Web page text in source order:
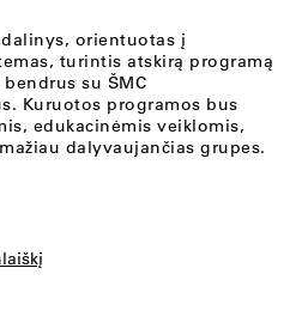
orientuotas į
turintis atskirą programą
su ŠMC
Kuruotos programos bus
edukacinėmis veiklomis,
dalyvaujančias grupes.